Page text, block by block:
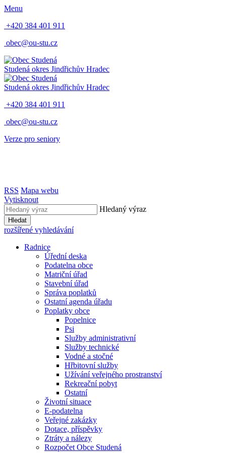
Menu
+420 384 401 911
obec@ou-stu.cz
Studená okres Jindřichův Hradec
Studená okres Jindřichův Hradec
+420 384 401 911
obec@ou-stu.cz
Verze pro seniory
RSS Mapa webu
Vytisknout
Hledaný výraz
Hledat
rozšířené vyhledávání
Radnice
Úřední deska
Podatelna obce
Matriční úřad
Stavební úřad
Správa poplatků
Ostatní agenda úřadu
Poplatky obce
Popelnice
Psi
Služby administrativní
Služby technické
Vodné a stočné
Hřbitovní služby
Užívání veřejného prostranství
Rekreační pobyt
Ostatní
Životní situace
E-podatelna
Veřejné zakázky
Dotace, příspěvky
Ztráty a nálezy
Rozpočet Obce Studená